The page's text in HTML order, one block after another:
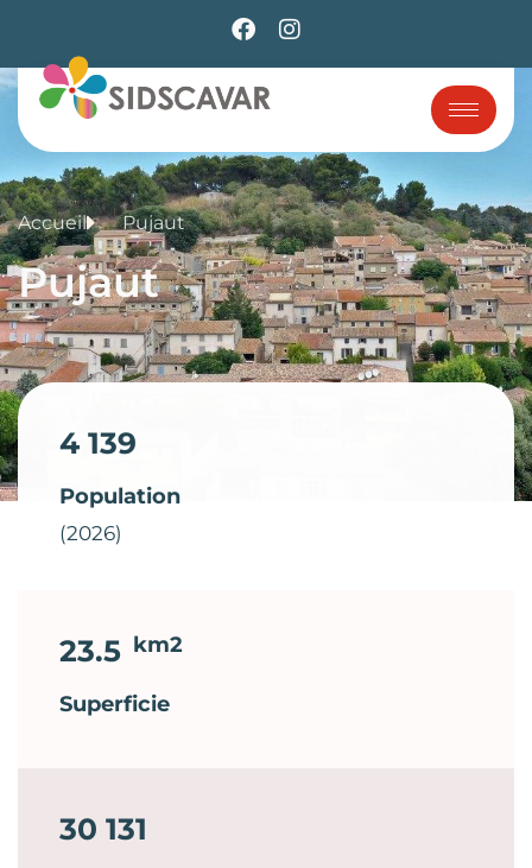
Pujaut
Accueil Pujaut
4 139
Population
(2026)
23.5 km2
Superficie
30 131